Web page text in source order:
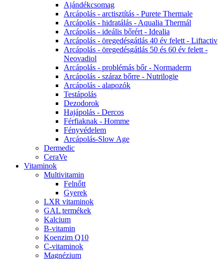
Ajándékcsomag
Arcápolás - arctisztítás - Purete Thermale
Arcápolás - hidratálás - Aqualia Thermál
Arcápolás - ideális bőrért - Idealia
Arcápolás - öregedésgátlás 40 év felett - Liftactiv
Arcápolás - öregedésgátlás 50 és 60 év felett -
Neovadiol
Arcápolás - problémás bőr - Normaderm
Arcápolás - száraz bőrre - Nutrilogie
Arcápolás - alapozók
Testápolás
Dezodorok
Hajápolás - Dercos
Férfiaknak - Homme
Fényvédelem
Arcápolás-Slow Age
Dermedic
CeraVe
Vitaminok
Multivitamin
Felnőtt
Gyerek
LXR vitaminok
GAL termékek
Kalcium
B-vitamin
Koenzim Q10
C-vitaminok
Magnézium